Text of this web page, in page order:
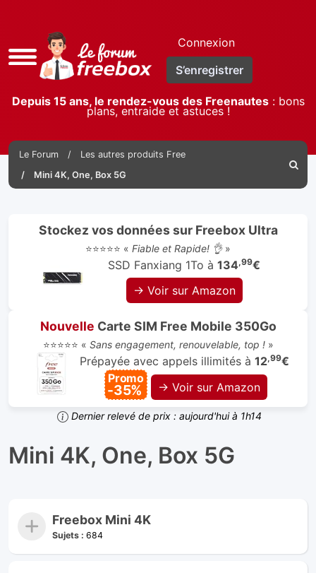
Accès
rapide
Connexion
S’enregistrer
Depuis 15 ans, le rendez-vous des Freenautes: bons
plans, entraide et astuces !
Le Forum
Les autres produits Free
Mini 4K, One, Box 5G
Stockez vos données sur Freebox Ultra
⭐⭐⭐⭐⭐ « Fiable et Rapide! 👌»
SSD Fanxiang 1To à 134,99€
→ Voir sur Amazon
Nouvelle Carte SIM Free Mobile 350Go
⭐⭐⭐⭐⭐ « Sans engagement, renouvelable, top !»
Prépayée avec appels illimités à 12,99€
Promo
-35% → Voir sur Amazon
Dernier relevé de prix : aujourd'hui à 1h14
Mini 4K, One, Box 5G
Freebox Mini 4K
Sujets : 684